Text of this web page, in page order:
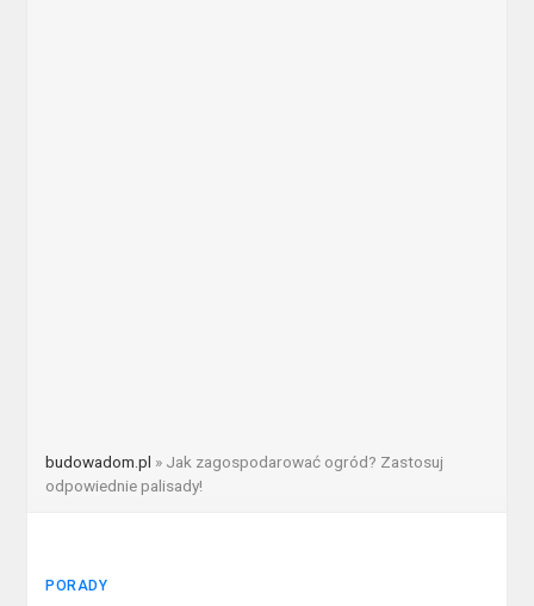
budowadom.pl » Jak zagospodarować ogród? Zastosuj
odpowiednie palisady!
PORADY